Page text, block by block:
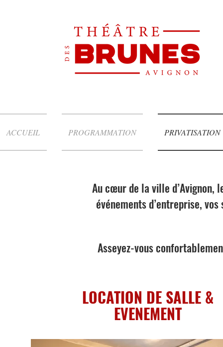
ACCUEIL PROGRAMMATION PRIVATISATION
Au cœur de la ville d’Avignon,
événements d’entreprise,
Asseyez-vous
LOCATION DE SALLE &
EVENEMENT